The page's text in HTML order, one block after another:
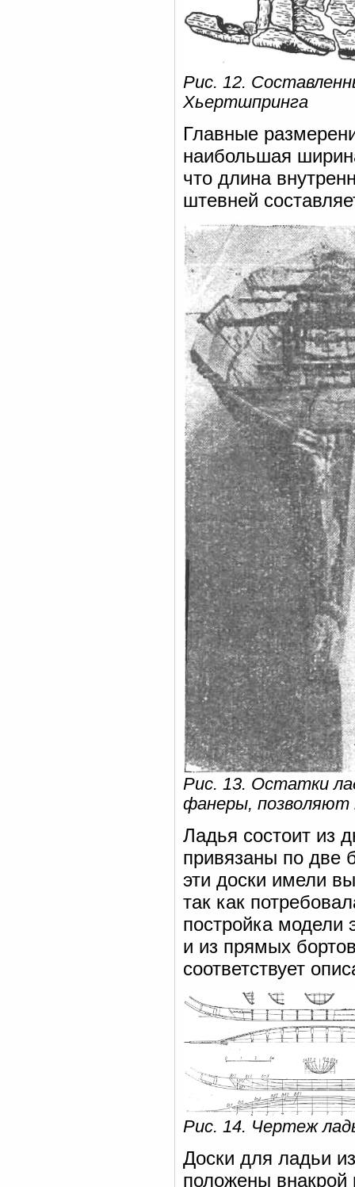
Рис. 12.
Хьертшпринга
Главные
наибольшая
что длина
штевней
Рис. 13. Остатки
фанеры, позволяют
Ладья состоит из
привязаны по две
эти доски имели
так как
постройка модели
и из прямых
соответствует
Рис. 14. Чертеж
Доски для ладьи
положены